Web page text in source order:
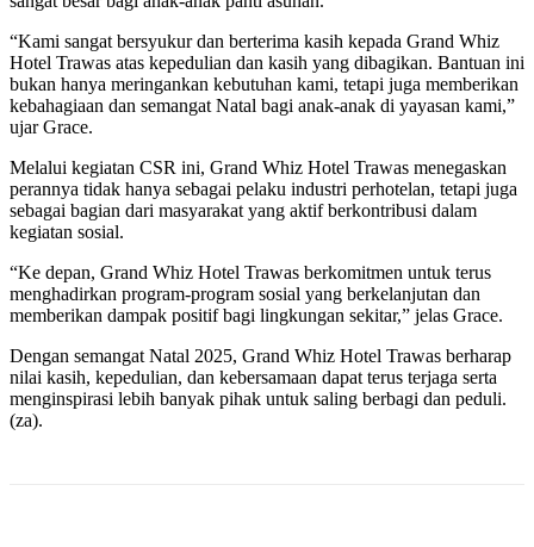
“Kami sangat bersyukur dan berterima kasih kepada Grand Whiz
Hotel Trawas atas kepedulian dan kasih yang dibagikan. Bantuan ini
bukan hanya meringankan kebutuhan kami, tetapi juga memberikan
kebahagiaan dan semangat Natal bagi anak-anak di yayasan kami,”
ujar Grace.
Melalui kegiatan CSR ini, Grand Whiz Hotel Trawas menegaskan
perannya tidak hanya sebagai pelaku industri perhotelan, tetapi juga
sebagai bagian dari masyarakat yang aktif berkontribusi dalam
kegiatan sosial.
“Ke depan, Grand Whiz Hotel Trawas berkomitmen untuk terus
menghadirkan program-program sosial yang berkelanjutan dan
memberikan dampak positif bagi lingkungan sekitar,” jelas Grace.
Dengan semangat Natal 2025, Grand Whiz Hotel Trawas berharap
nilai kasih, kepedulian, dan kebersamaan dapat terus terjaga serta
menginspirasi lebih banyak pihak untuk saling berbagi dan peduli.
(za).